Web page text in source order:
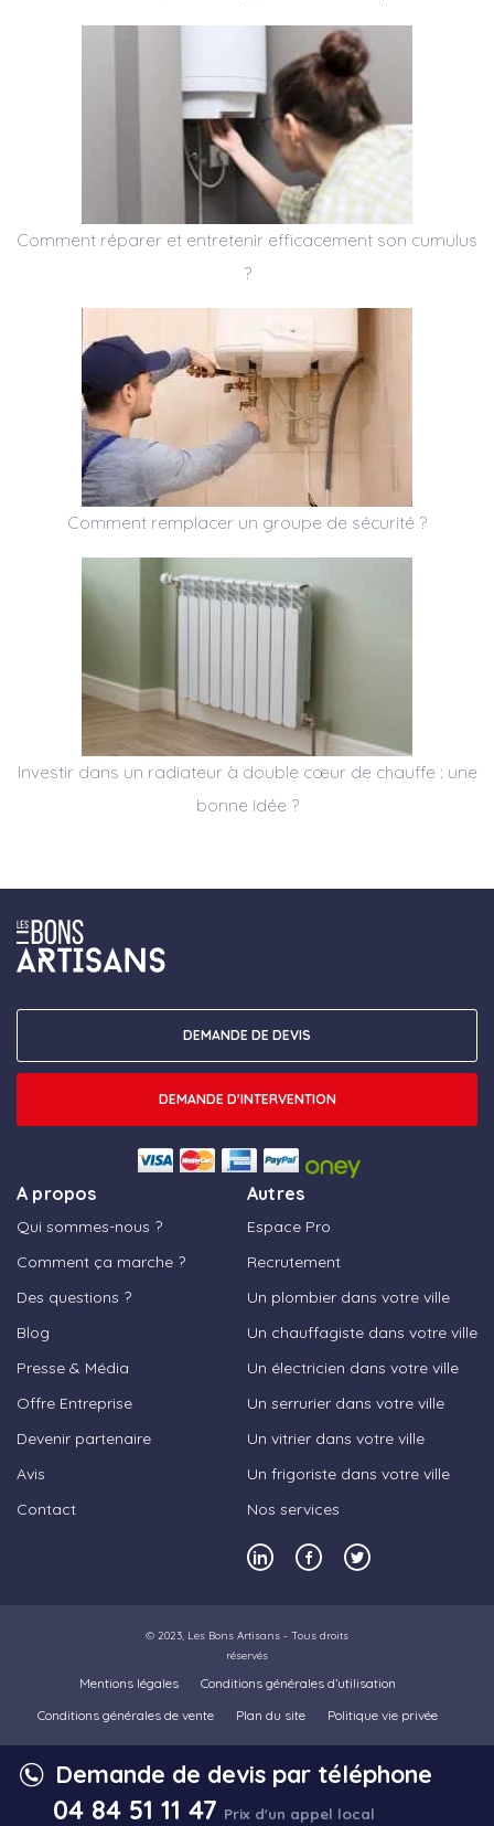
Comment réparer et entretenir efficacement son cumulus
?
Comment remplacer un groupe de sécurité ?
Investir dans un radiateur à double cœur de chauffe : une
bonne idée ?
A propos
Qui sommes-nous ?
Comment ça marche ?
Des questions ?
Blog
Presse & Média
Offre Entreprise
Devenir partenaire
Avis
Contact
Autres
Espace Pro
Recrutement
Un plombier dans votre ville
Un chauffagiste dans votre ville
Un électricien dans votre ville
Un serrurier dans votre ville
Un vitrier dans votre ville
Un frigoriste dans votre ville
Nos services
DEMANDE DE DEVIS
DEMANDE D'INTERVENTION
© 2023, Les Bons Artisans - Tous droits
réservés
Mentions légales
Conditions générales d’utilisation
Conditions générales de vente
Plan du site Politique vie privée
Demande de devis par téléphone
04 84 51 11 47 Prix d'un appel local